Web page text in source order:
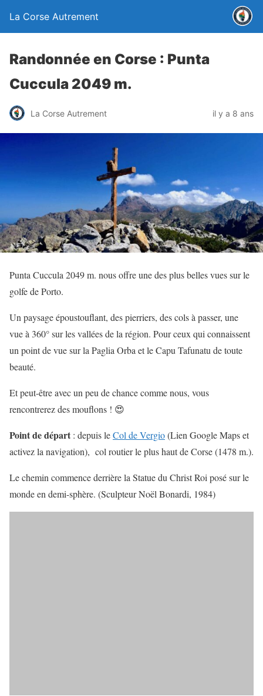
La Corse Autrement
Randonnée en Corse : Punta
Cuccula 2049 m.
La Corse Autrement il y a 8 ans
Punta Cuccula 2049 m. nous offre une des plus belles vues sur le
golfe de Porto.
Un paysage époustouflant, des pierriers, des cols à passer, une
vue à 360° sur les vallées de la région. Pour ceux qui connaissent
un point de vue sur la Paglia Orba et le Capu Tafunatu de toute
beauté.
Et peut-être avec un peu de chance comme nous, vous
rencontrerez des mouflons ! 😍
Point de départ : depuis leCol de Vergio(Lien Google Maps et
activez la navigation), col routier le plus haut de Corse (1478 m.).
Le chemin commence derrière la Statue du Christ Roi posé sur le
monde en demi-sphère. (Sculpteur Noël Bonardi, 1984)